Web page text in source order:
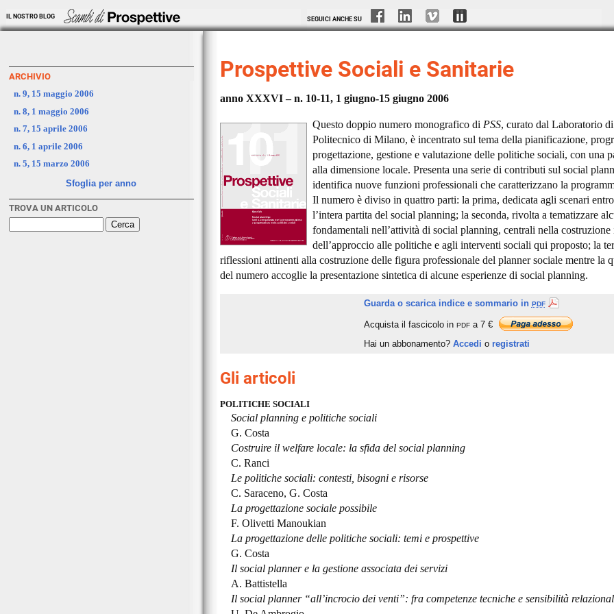
IL NOSTRO BLOG SEGUICI ANCHE SU
Prospettive Sociali e Sanitarie
anno XXXVI – n. 10-11, 1 giugno-15 giugno 2006
Questo doppio numero monografico di PSS, curato dal Laboratorio
Politecnico di Milano, è incentrato sul tema della pianificazione,
progettazione, gestione e valutazione delle politiche sociali, con una
alla dimensione locale. Presenta una serie di contributi sul social
identifica nuove funzioni professionali che caratterizzano la
Il numero è diviso in quattro parti: la prima, dedicata agli scenari
l’intera partita del social planning; la seconda, rivolta a tematizzare
fondamentali nell’attività di social planning, centrali nella costruzione
dell’approccio alle politiche e agli interventi sociali qui proposto; la
riflessioni attinenti alla costruzione delle figura professionale del planner sociale mentre la
del numero accoglie la presentazione sintetica di alcune esperienze di social planning.
Guarda o scarica indice e sommario in PDF
Acquista il fascicolo in PDFa 7 €
Hai un abbonamento? Accedi o registrati
Gli articoli
POLITICHE SOCIALI
Social planning e politiche sociali
G. Costa
Costruire il welfare locale: la sfida del social planning
C. Ranci
Le politiche sociali: contesti, bisogni e risorse
C. Saraceno, G. Costa
La progettazione sociale possibile
F. Olivetti Manoukian
La progettazione delle politiche sociali: temi e prospettive
G. Costa
Il social planner e la gestione associata dei servizi
A. Battistella
Il social planner “all’incrocio dei venti”: fra competenze tecniche e sensibilità
ARCHIVIO
n. 9, 15 maggio 2006
n. 8, 1 maggio 2006
n. 7, 15 aprile 2006
n. 6, 1 aprile 2006
n. 5, 15 marzo 2006
Sfoglia per anno
TROVA UN ARTICOLO